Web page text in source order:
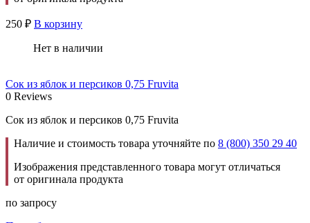
250 ₽ В корзину
Нет в наличии
Сок из яблок и персиков 0,75 Fruvita
0 Reviews
Сок из яблок и персиков 0,75 Fruvita
Наличие и стоимость товара уточняйте по 8 (800) 350 29 40
Изображения представленного товара могут отличаться
от оригинала продукта
по запросу